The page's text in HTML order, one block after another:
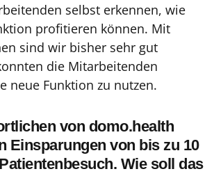
selbst erkennen, wie
profitieren können. Mit
sind wir bisher sehr gut
die Mitarbeitenden
neue Funktion zu nutzen.
von domo.health
Einsparungen von bis zu 10
Wie soll das